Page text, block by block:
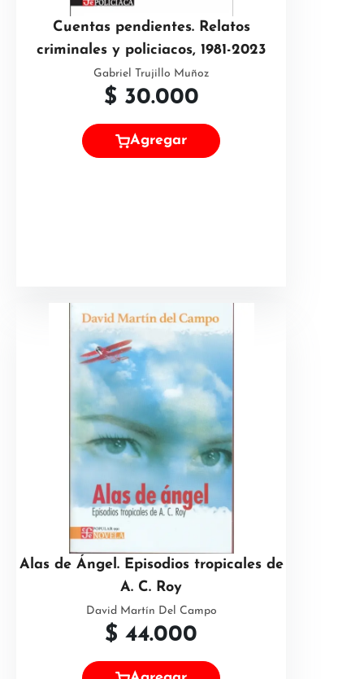
Cuentas pendientes. Relatos
criminales y policiacos, 1981-2023
Gabriel Trujillo Muñoz
$ 30.000
Agregar
Alas de Ángel. Episodios tropicales de
A. C. Roy
David Martín Del Campo
$ 44.000